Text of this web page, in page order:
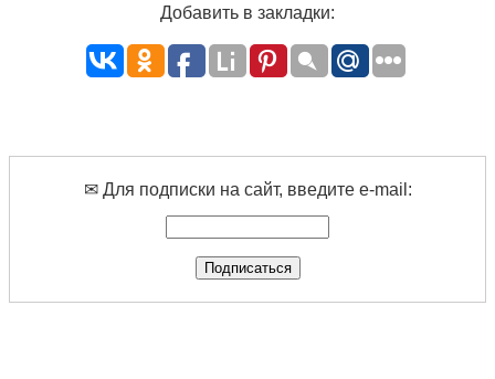
Добавить в закладки:
✉ Для подписки на сайт, введите e-mail: